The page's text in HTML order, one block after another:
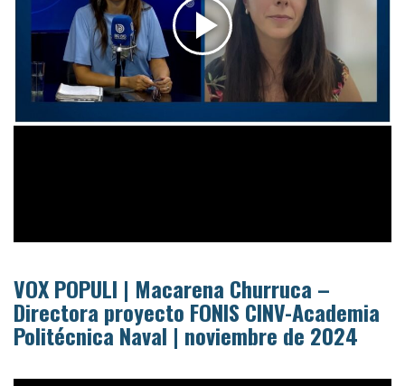
VOX POPULI | Macarena Churruca –
Directora proyecto FONIS CINV-Academia
Politécnica Naval | noviembre de 2024